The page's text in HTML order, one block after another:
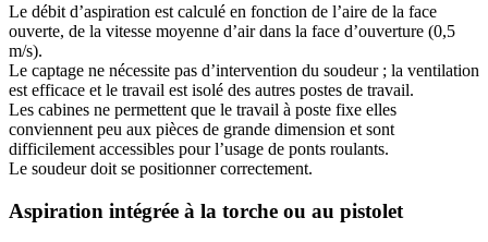
Le débit d’aspiration est calculé en fonction de l’aire de la face
ouverte, de la vitesse moyenne d’air dans la face d’ouverture (0,5
m/s).
Le captage ne nécessite pas d’intervention du soudeur ; la ventilation
est efficace et le travail est isolé des autres postes de travail.
Les cabines ne permettent que le travail à poste fixe elles
conviennent peu aux pièces de grande dimension et sont
difficilement accessibles pour l’usage de ponts roulants.
Le soudeur doit se positionner correctement.
Aspiration intégrée à la torche ou au pistolet